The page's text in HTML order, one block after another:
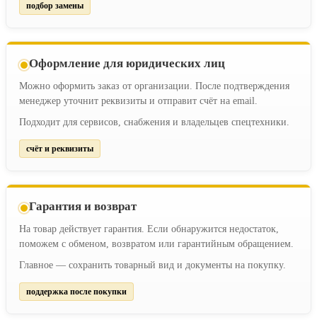
подбор замены
Оформление для юридических лиц
Можно оформить заказ от организации. После подтверждения
менеджер уточнит реквизиты и отправит счёт на email.
Подходит для сервисов, снабжения и владельцев спецтехники.
счёт и реквизиты
Гарантия и возврат
На товар действует гарантия. Если обнаружится недостаток,
поможем с обменом, возвратом или гарантийным обращением.
Главное — сохранить товарный вид и документы на покупку.
поддержка после покупки